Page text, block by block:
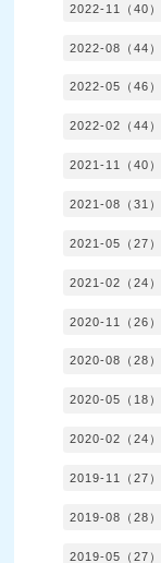
2022-11（40）
2022-08（44）
2022-05（46）
2022-02（44）
2021-11（40）
2021-08（31）
2021-05（27）
2021-02（24）
2020-11（26）
2020-08（28）
2020-05（18）
2020-02（24）
2019-11（27）
2019-08（28）
2019-05（27）